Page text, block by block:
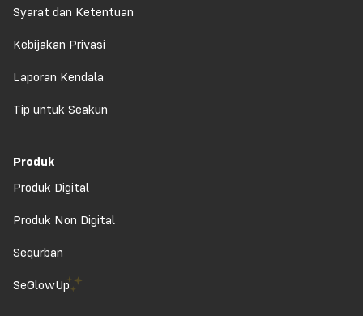
Syarat dan Ketentuan
Kebijakan Privasi
Laporan Kendala
Tip untuk Seakun
Produk
Produk Digital
Produk Non Digital
Sequrban
SeGlowUp